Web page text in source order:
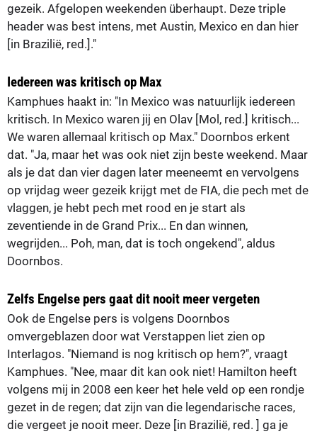
gezeik. Afgelopen weekenden überhaupt. Deze triple
header was best intens, met Austin, Mexico en dan hier
[in Brazilië, red.]."
Iedereen was kritisch op Max
Kamphues haakt in: "In Mexico was natuurlijk iedereen
kritisch. In Mexico waren jij en Olav [Mol, red.] kritisch...
We waren allemaal kritisch op Max." Doornbos erkent
dat. "Ja, maar het was ook niet zijn beste weekend. Maar
als je dat dan vier dagen later meeneemt en vervolgens
op vrijdag weer gezeik krijgt met de FIA, die pech met de
vlaggen, je hebt pech met rood en je start als
zeventiende in de Grand Prix... En dan winnen,
wegrijden... Poh, man, dat is toch ongekend", aldus
Doornbos.
Zelfs Engelse pers gaat dit nooit meer vergeten
Ook de Engelse pers is volgens Doornbos
omvergeblazen door wat Verstappen liet zien op
Interlagos. "Niemand is nog kritisch op hem?", vraagt
Kamphues. "Nee, maar dit kan ook niet! Hamilton heeft
volgens mij in 2008 een keer het hele veld op een rondje
gezet in de regen; dat zijn van die legendarische races,
die vergeet je nooit meer. Deze [in Brazilië, red. ] ga je